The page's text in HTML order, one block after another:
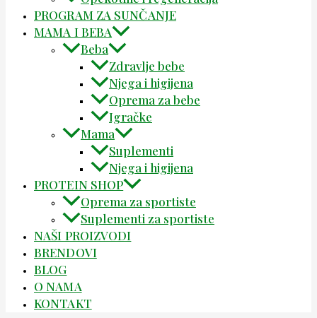
PROGRAM ZA SUNČANJE
MAMA I BEBA
Beba
Zdravlje bebe
Njega i higijena
Oprema za bebe
Igračke
Mama
Suplementi
Njega i higijena
PROTEIN SHOP
Oprema za sportiste
Suplementi za sportiste
NAŠI PROIZVODI
BRENDOVI
BLOG
O NAMA
KONTAKT